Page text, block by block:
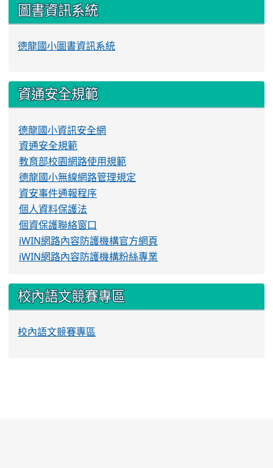
圖書資訊系統
德龍國小圖書資訊系統
資通安全規範
德龍國小資訊安全網
資通安全規範
教育部校園網路使用規範
德龍國小無線網路管理規定
資安事件通報程序
個人資料保護法
個資保護聯絡窗口
iWIN網路內容防護機構官方網頁
iWIN網路內容防護機構粉絲專業
校內語文競賽專區
校內語文競賽專區